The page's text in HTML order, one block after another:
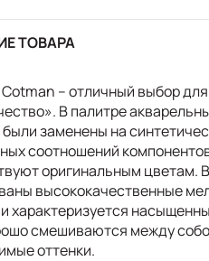
ТОВАРА
– отличный выбор
В палитре
заменены на
соотношений
оригинальным цветам.
высококачественные
характеризуется
смешиваются между
оттенки.